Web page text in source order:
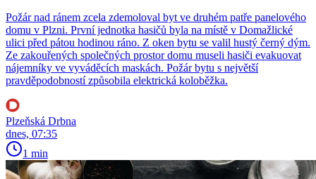
Požár nad ránem zcela zdemoloval byt ve druhém patře panelového
domu v Plzni. První jednotka hasičů byla na místě v Domažlické
ulici před pátou hodinou ráno. Z oken bytu se valil hustý černý dým.
Ze zakouřených společných prostor domu museli hasiči evakuovat
nájemníky ve vyváděcích maskách. Požár bytu s největší
pravděpodobností způsobila elektrická koloběžka.
Plzeňská Drbna
dnes, 07:35
1 min